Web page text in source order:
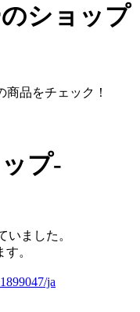
ショップ
商品をチェック！
プ-
いました。
。
ja